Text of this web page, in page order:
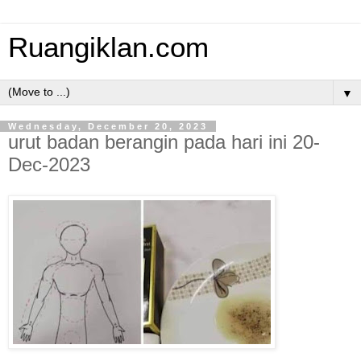
Ruangiklan.com
▼
Wednesday, December 20, 2023
urut badan berangin pada hari ini 20-
Dec-2023